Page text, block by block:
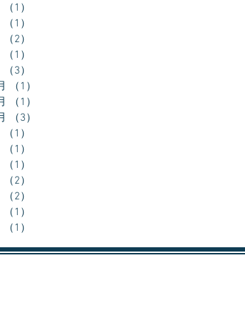
（1）
（1）
（2）
（1）
（3）
（1）
（1）
（3）
（1）
（1）
（1）
（2）
（2）
（1）
（1）